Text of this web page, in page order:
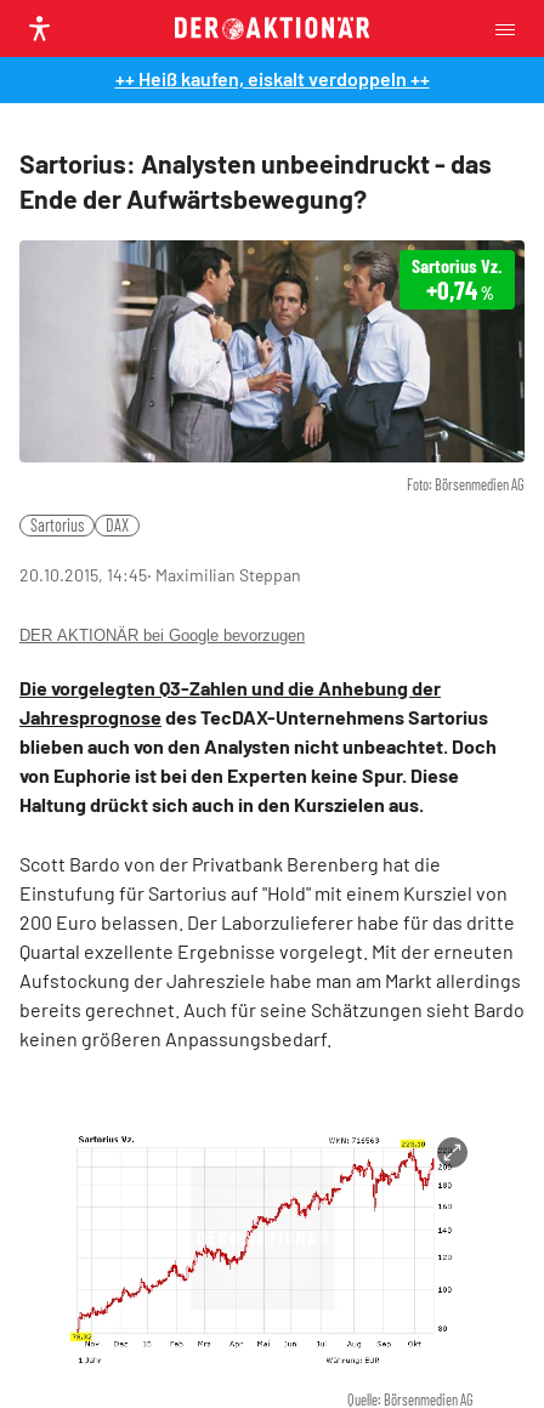
++ Heiß kaufen, eiskalt verdoppeln ++
Sartorius: Analysten unbeeindruckt - das
Ende der Aufwärtsbewegung?
Foto: Börsenmedien AG
Sartorius Vz.
+0,74 %
Sartorius DAX
20.10.2015, 14:45‧ Maximilian Steppan
DER AKTIONÄR bei Google bevorzugen
Die vorgelegten Q3-Zahlen und die Anhebung der
Jahresprognosedes TecDAX-Unternehmens Sartorius
blieben auch von den Analysten nicht unbeachtet. Doch
von Euphorie ist bei den Experten keine Spur. Diese
Haltung drückt sich auch in den Kurszielen aus.
Scott Bardo von der Privatbank Berenberg hat die
Einstufung für Sartorius auf "Hold" mit einem Kursziel von
200 Euro belassen. Der Laborzulieferer habe für das dritte
Quartal exzellente Ergebnisse vorgelegt. Mit der erneuten
Aufstockung der Jahresziele habe man am Markt allerdings
bereits gerechnet. Auch für seine Schätzungen sieht Bardo
keinen größeren Anpassungsbedarf.
Quelle: Börsenmedien AG